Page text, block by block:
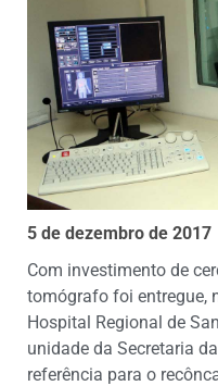
5 de dezembro de 2017
Com investimento de
tomógrafo foi entregue,
Hospital Regional de
unidade da Secretaria
referência para o